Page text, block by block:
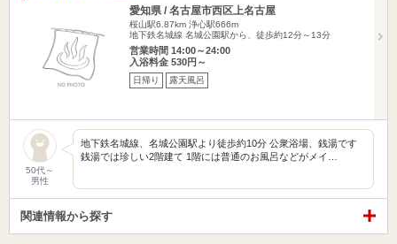
愛知県 / 名古屋市西区上名古屋
桜山駅6.87km 浄心駅666m
地下鉄名城線 名城公園駅から、徒歩約12分～13分
営業時間 14:00～24:00
入浴料金 530円～
日帰り 露天風呂
50代～
男性
地下鉄名城線、名城公園駅より徒歩約10分 公衆浴場、銭湯です
銭湯では珍しい2階建て 1階には普通のお風呂などがメイ…
関連情報から探す